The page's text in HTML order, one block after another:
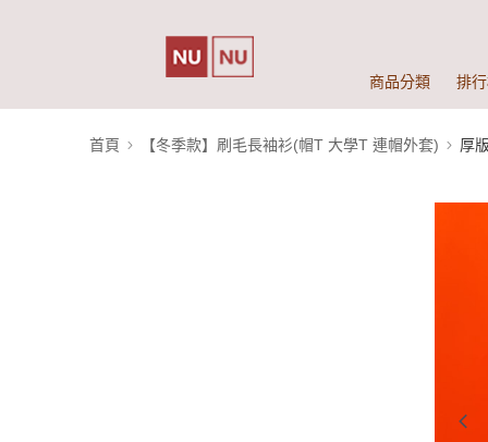
商品分類 排
首頁 【冬季款】刷毛長袖衫(帽T 大學T 連帽外套) 厚